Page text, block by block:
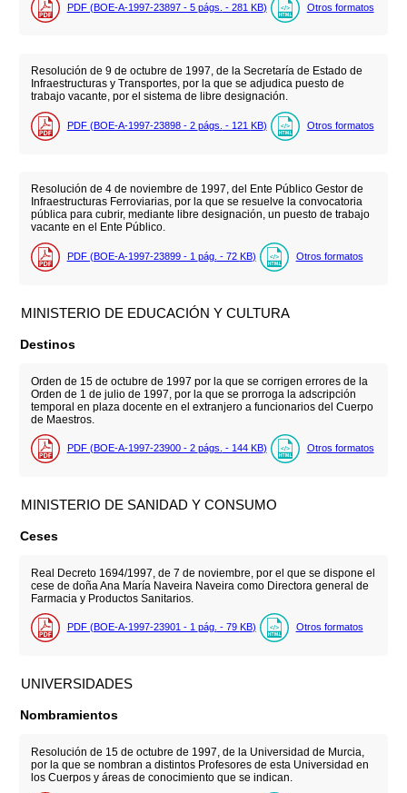
PDF (BOE-A-1997-23897 - 5 págs. - 281 KB) Otros formatos
Resolución de 9 de octubre de 1997, de la Secretaría de Estado de
Infraestructuras y Transportes, por la que se adjudica puesto de
trabajo vacante, por el sistema de libre designación.
PDF (BOE-A-1997-23898 - 2 págs. - 121 KB) Otros formatos
Resolución de 4 de noviembre de 1997, del Ente Público Gestor de
Infraestructuras Ferroviarias, por la que se resuelve la convocatoria
pública para cubrir, mediante libre designación, un puesto de trabajo
vacante en el Ente Público.
PDF (BOE-A-1997-23899 - 1 pág. - 72 KB) Otros formatos
MINISTERIO DE EDUCACIÓN Y CULTURA
Destinos
Orden de 15 de octubre de 1997 por la que se corrigen errores de la
Orden de 1 de julio de 1997, por la que se prorroga la adscripción
temporal en plaza docente en el extranjero a funcionarios del Cuerpo
de Maestros.
PDF (BOE-A-1997-23900 - 2 págs. - 144 KB) Otros formatos
MINISTERIO DE SANIDAD Y CONSUMO
Ceses
Real Decreto 1694/1997, de 7 de noviembre, por el que se dispone el
cese de doña Ana María Naveira Naveira como Directora general de
Farmacia y Productos Sanitarios.
PDF (BOE-A-1997-23901 - 1 pág. - 79 KB) Otros formatos
UNIVERSIDADES
Nombramientos
Resolución de 15 de octubre de 1997, de la Universidad de Murcia,
por la que se nombran a distintos Profesores de esta Universidad en
los Cuerpos y áreas de conocimiento que se indican.